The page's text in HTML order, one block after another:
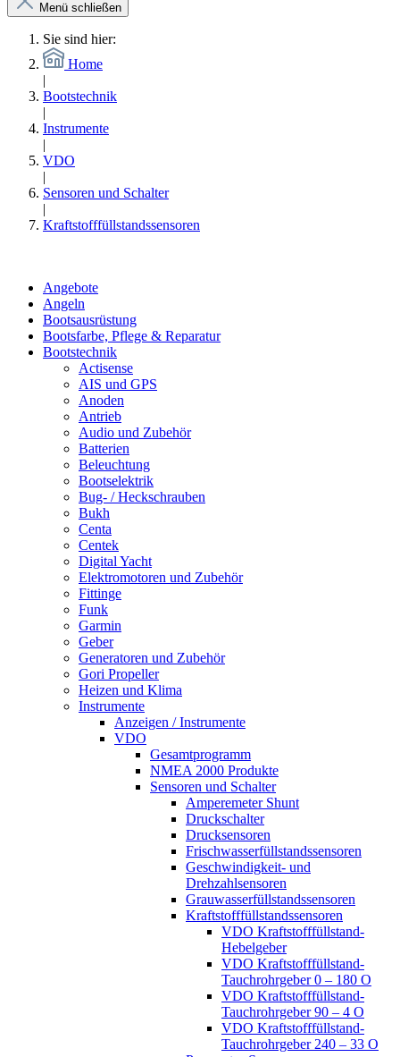
Menü schließen
Sie sind hier:
Home
|
Bootstechnik
|
Instrumente
|
VDO
|
Sensoren und Schalter
|
Kraftstofffüllstandssensoren
Angebote
Angeln
Bootsausrüstung
Bootsfarbe, Pflege & Reparatur
Bootstechnik
Actisense
AIS und GPS
Anoden
Antrieb
Audio und Zubehör
Batterien
Beleuchtung
Bootselektrik
Bug- / Heckschrauben
Bukh
Centa
Centek
Digital Yacht
Elektromotoren und Zubehör
Fittinge
Funk
Garmin
Geber
Generatoren und Zubehör
Gori Propeller
Heizen und Klima
Instrumente
Anzeigen / Instrumente
VDO
Gesamtprogramm
NMEA 2000 Produkte
Sensoren und Schalter
Amperemeter Shunt
Druckschalter
Drucksensoren
Frischwasserfüllstandssensoren
Geschwindigkeit- und
Drehzahlsensoren
Grauwasserfüllstandssensoren
Kraftstofffüllstandssensoren
VDO Kraftstofffüllstand-
Hebelgeber
VDO Kraftstofffüllstand-
Tauchrohrgeber 0 – 180 O
VDO Kraftstofffüllstand-
Tauchrohrgeber 90 – 4 O
VDO Kraftstofffüllstand-
Tauchrohrgeber 240 – 33 O